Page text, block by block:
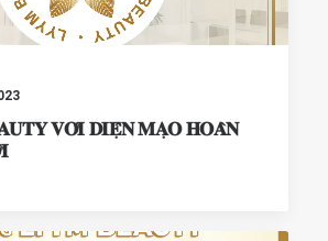
𝐕𝐎̛́𝐈 𝐃𝐈𝐄̣̂𝐍 𝐌𝐀̣𝐎 𝐇𝐎𝐀̀𝐍